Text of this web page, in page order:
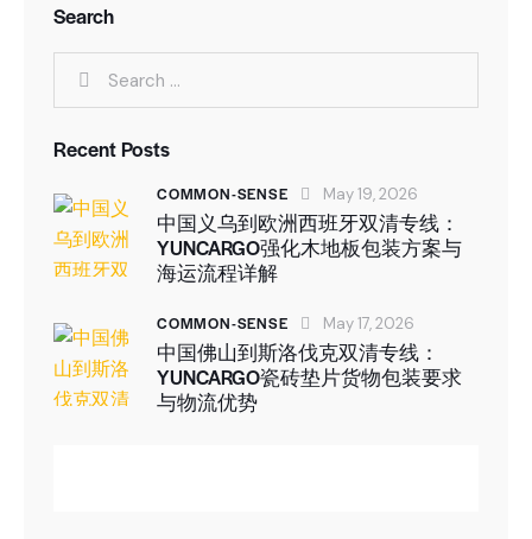
Search
Recent Posts
COMMON-SENSE May 19, 2026
中国义乌到欧洲西班牙双清专线：
YUNCARGO强化木地板包装方案与
海运流程详解
COMMON-SENSE May 17, 2026
中国佛山到斯洛伐克双清专线：
YUNCARGO瓷砖垫片货物包装要求
与物流优势